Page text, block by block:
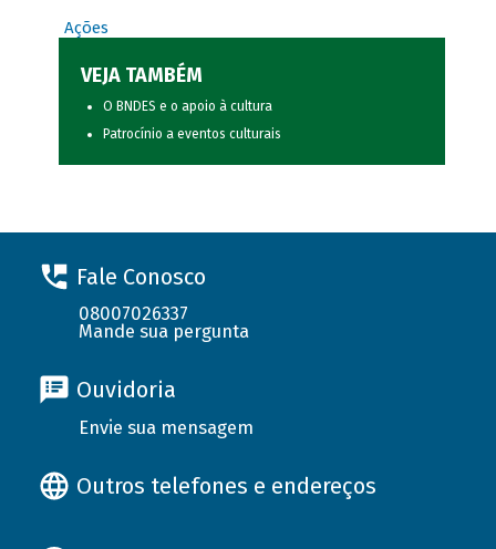
Ações
VEJA TAMBÉM
O BNDES e o apoio à cultura
Patrocínio a eventos culturais
Fale Conosco
08007026337
Mande sua pergunta
Ouvidoria
Envie sua mensagem
Outros telefones e endereços